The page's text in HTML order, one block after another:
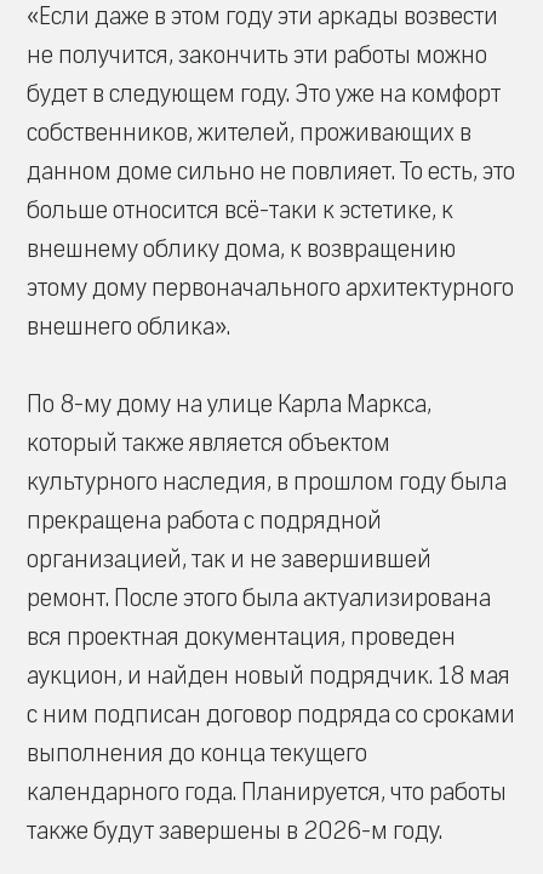
«Если даже в этом году эти аркады возвести
не получится, закончить эти работы можно
будет в следующем году. Это уже на комфорт
собственников, жителей, проживающих в
данном доме сильно не повлияет. То есть, это
больше относится всё-таки к эстетике, к
внешнему облику дома, к возвращению
этому дому первоначального архитектурного
внешнего облика».
По 8-му дому на улице Карла Маркса,
который также является объектом
культурного наследия, в прошлом году была
прекращена работа с подрядной
организацией, так и не завершившей
ремонт. После этого была актуализирована
вся проектная документация, проведен
аукцион, и найден новый подрядчик. 18 мая
с ним подписан договор подряда со сроками
выполнения до конца текущего
календарного года. Планируется, что работы
также будут завершены в 2026-м году.